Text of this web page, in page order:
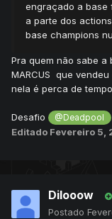
engraçado a base
a parte dos
base champions
Pra quem não sabe a
MARCUS que
nela é perca de
Desafio @Deadpool
Editado Fevereiro 5,
Dilooow
Postado